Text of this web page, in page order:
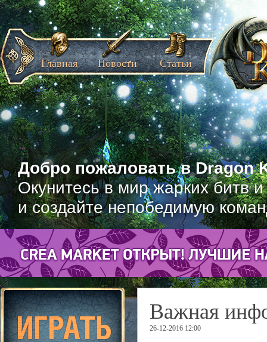
Добро пожаловать в Dragon
Окунитесь в мир жарких битв
и создайте непобедимую
Главная Новости Статьи
Важная
26-12-2016 12:00